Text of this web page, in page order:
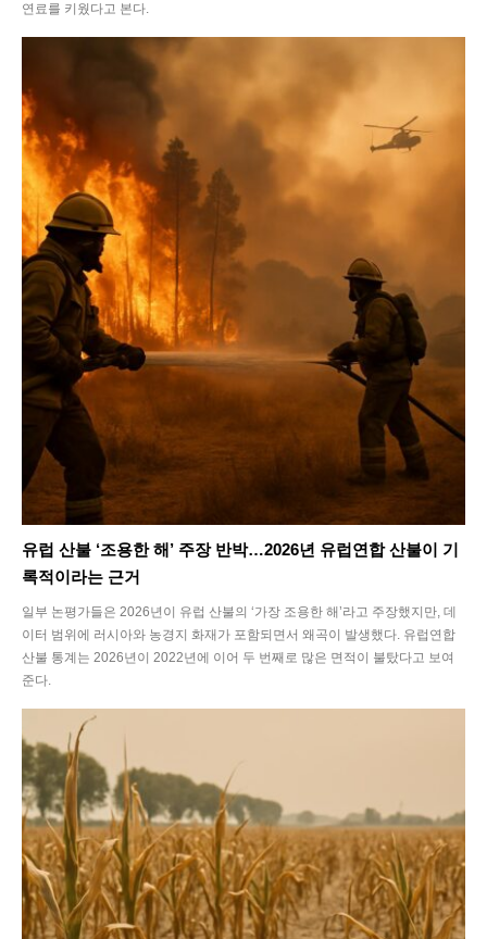
연료를 키웠다고 본다.
유럽 산불 ‘조용한 해’ 주장 반박…2026년 유럽연합 산불이 기
록적이라는 근거
일부 논평가들은 2026년이 유럽 산불의 ‘가장 조용한 해’라고 주장했지만, 데
이터 범위에 러시아와 농경지 화재가 포함되면서 왜곡이 발생했다. 유럽연합
산불 통계는 2026년이 2022년에 이어 두 번째로 많은 면적이 불탔다고 보여
준다.